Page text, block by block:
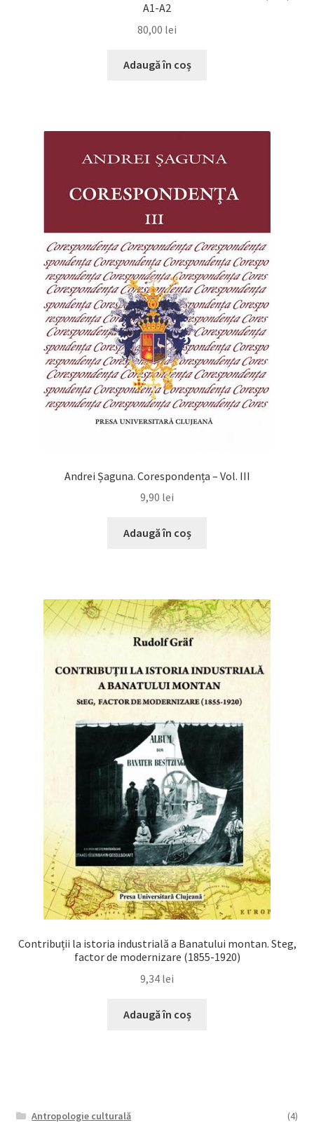
A1-A2
80,00 lei
Adaugă în coș
Andrei Șaguna. Corespondența – Vol. III
9,90 lei
Adaugă în coș
Contribuții la istoria industrială a Banatului montan. Steg,
factor de modernizare (1855-1920)
9,34 lei
Adaugă în coș
Antropologie culturală
(4)